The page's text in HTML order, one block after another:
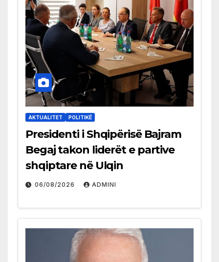
AKTUALITET POLITIKË
Presidenti i Shqipërisë Bajram
Begaj takon liderët e partive
shqiptare në Ulqin
06/08/2026 ADMINI